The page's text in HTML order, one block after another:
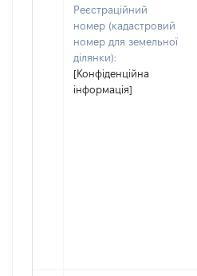
Реєстраційний
номер (кадастровий
номер для земельної
ділянки):
[Конфіденційна
інформація]